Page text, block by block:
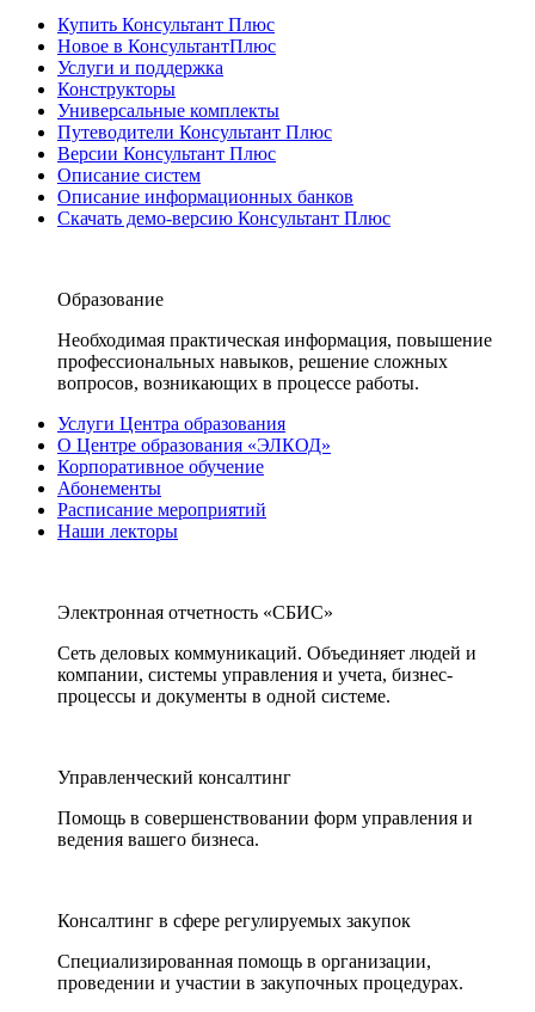
Купить Консультант Плюс
Новое в КонсультантПлюс
Услуги и поддержка
Конструкторы
Универсальные комплекты
Путеводители Консультант Плюс
Версии Консультант Плюс
Описание систем
Описание информационных банков
Скачать демо-версию Консультант Плюс
Образование
Необходимая практическая информация, повышение
профессиональных навыков, решение сложных
вопросов, возникающих в процессе работы.
Услуги Центра образования
О Центре образования «ЭЛКОД»
Корпоративное обучение
Абонементы
Расписание мероприятий
Наши лекторы
Электронная отчетность «СБИС»
Сеть деловых коммуникаций. Объединяет людей и
компании, системы управления и учета, бизнес-
процессы и документы в одной системе.
Управленческий консалтинг
Помощь в совершенствовании форм управления и
ведения вашего бизнеса.
Консалтинг в сфере регулируемых закупок
Специализированная помощь в организации,
проведении и участии в закупочных процедурах.